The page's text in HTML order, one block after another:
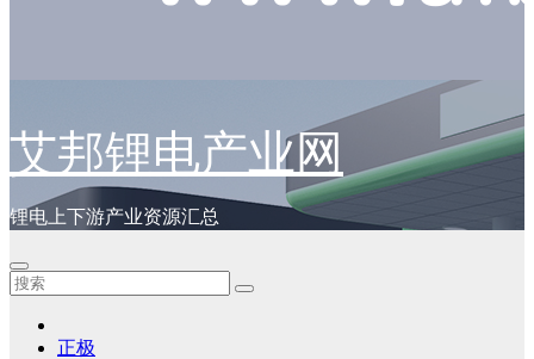
艾邦锂电产业网
锂电上下游产业资源汇总
正极